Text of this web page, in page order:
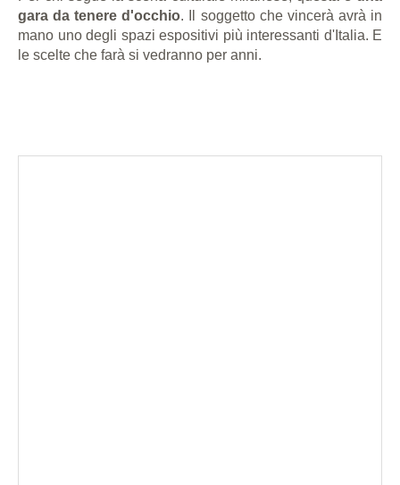
gara da tenere d'occhio. Il soggetto che vincerà avrà in
mano uno degli spazi espositivi più interessanti d'Italia. E
le scelte che farà si vedranno per anni.